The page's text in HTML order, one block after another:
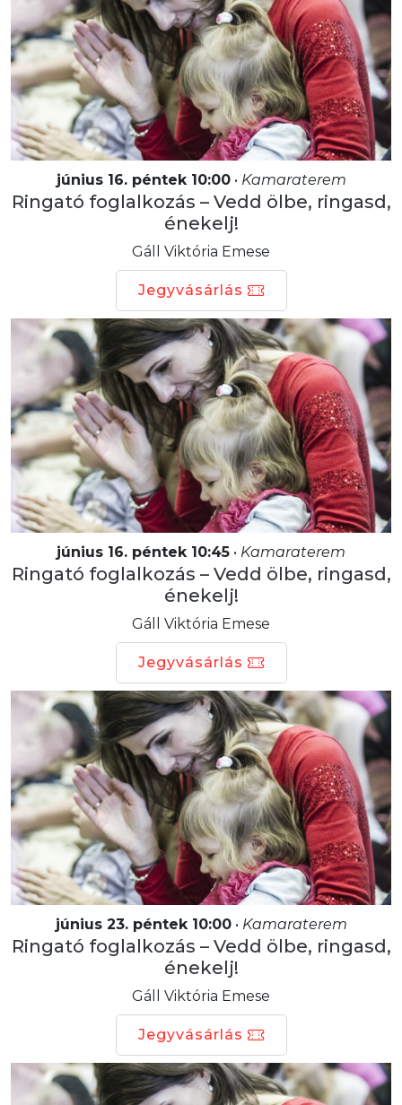
június 16. péntek 10:00• Kamaraterem
Ringató foglalkozás – Vedd ölbe, ringasd,
énekelj!
Gáll Viktória Emese
Jegyvásárlás
június 16. péntek 10:45 • Kamaraterem
Ringató foglalkozás – Vedd ölbe, ringasd,
énekelj!
Gáll Viktória Emese
Jegyvásárlás
június 23. péntek 10:00• Kamaraterem
Ringató foglalkozás – Vedd ölbe, ringasd,
énekelj!
Gáll Viktória Emese
Jegyvásárlás